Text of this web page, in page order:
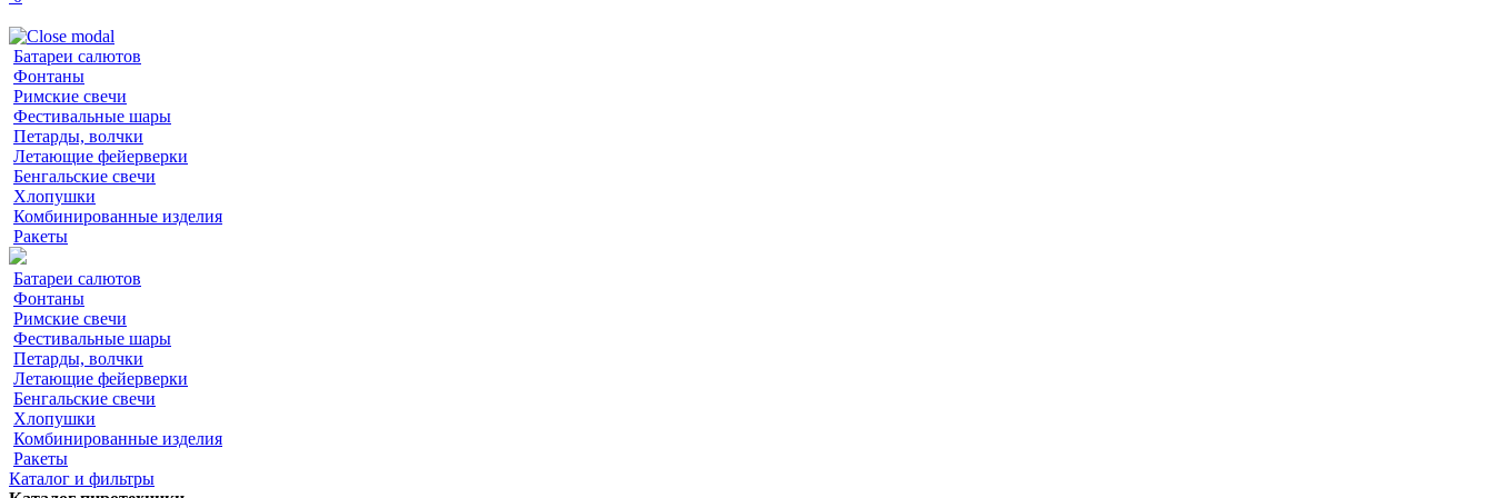
Батареи салютов
Фонтаны
Римские свечи
Фестивальные шары
Петарды, волчки
Летающие фейерверки
Бенгальские свечи
Хлопушки
Комбинированные изделия
Ракеты
Батареи салютов
Фонтаны
Римские свечи
Фестивальные шары
Петарды, волчки
Летающие фейерверки
Бенгальские свечи
Хлопушки
Комбинированные изделия
Ракеты
Каталог и фильтры